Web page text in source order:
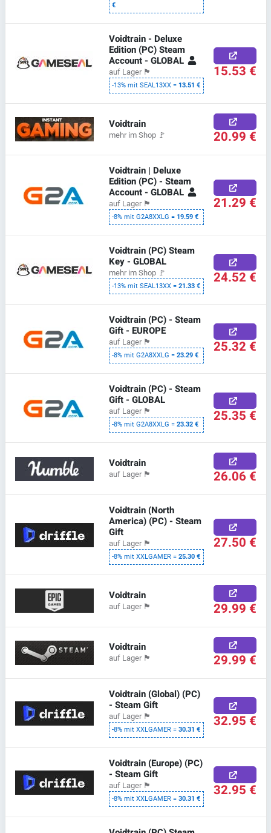
€
Voidtrain - Deluxe
Edition (PC) Steam
Account - GLOBAL
auf Lager 🏴
-13% mit SEAL13XX =13.51 €
15.53 €
Voidtrain
mehr im Shop 🚩 20.99 €
Voidtrain | Deluxe
Edition (PC) - Steam
Account - GLOBAL
auf Lager 🏴
-8% mit G2A8XXLG =19.59 €
21.29 €
Voidtrain (PC) Steam
Key - GLOBAL
mehr im Shop 🚩
-13% mit SEAL13XX =21.33 € 24.52 €
Voidtrain (PC) - Steam
Gift - EUROPE
auf Lager 🏴
-8% mit G2A8XXLG =23.29 € 25.32 €
Voidtrain (PC) - Steam
Gift - GLOBAL
auf Lager 🏴
-8% mit G2A8XXLG =23.32 € 25.35 €
Voidtrain
auf Lager 🏴 26.06 €
Voidtrain (North
America) (PC) - Steam
Gift
auf Lager 🏴
-8% mit XXLGAMER =25.30 €
27.50 €
Voidtrain
auf Lager 🏴 29.99 €
Voidtrain
auf Lager 🏴 29.99 €
Voidtrain (Global) (PC)
- Steam Gift
auf Lager 🏴
-8% mit XXLGAMER =30.31 € 32.95 €
Voidtrain (Europe) (PC)
- Steam Gift
auf Lager 🏴
-8% mit XXLGAMER =30.31 € 32.95 €